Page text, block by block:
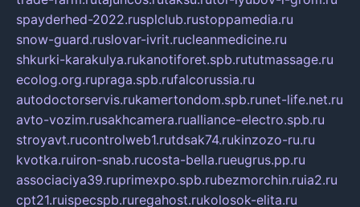
spayderhed-2022.rusplclub.rustoppamedia.ru
snow-guard.ruslovar-ivrit.rucleanmedicine.ru
shkurki-karakulya.rukanotiforet.spb.rututmassage.ru
ecolog.org.rupraga.spb.rufalcorussia.ru
autodoctorservis.rukamertondom.spb.runet-life.net.ru
avto-vozim.rusakhcamera.rualliance-electro.spb.ru
stroyavt.rucontrolweb1.rutdsak74.rukinzozo-ru.ru
kvotka.ruiron-snab.rucosta-bella.rueugrus.pp.ru
associaciya39.ruprimexpo.spb.rubezmorchin.ruia2.ru
cpt21.ruispecspb.ruregahost.rukolosok-elita.ru